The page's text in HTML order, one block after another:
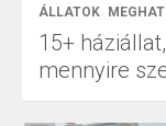
ÁLLATOK
15+
mennyire